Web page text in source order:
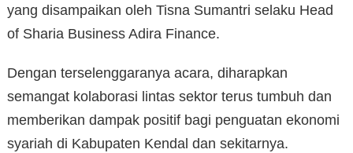
yang disampaikan oleh Tisna Sumantri selaku Head
of Sharia Business Adira Finance.
Dengan terselenggaranya acara, diharapkan
semangat kolaborasi lintas sektor terus tumbuh dan
memberikan dampak positif bagi penguatan ekonomi
syariah di Kabupaten Kendal dan sekitarnya.